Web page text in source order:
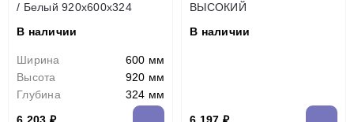
/ Белый 920х600х324
В наличии
Ширина
600 мм
Высота
920 мм
Глубина
324 мм
ВЫСОКИЙ
В наличии